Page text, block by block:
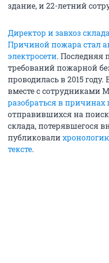
здание, и 22-летний
Директор и завхоз
Причиной пожара стал
электросети. Последняя
требований пожарной
проводилась в 2015
вместе с сотрудниками
разобраться в
отправившихся на
склада, потерявшегося
публиковали
тексте.